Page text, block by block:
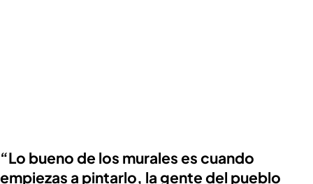
“Lo bueno de los murales es cuando
empiezas a pintarlo, la gente del pueblo